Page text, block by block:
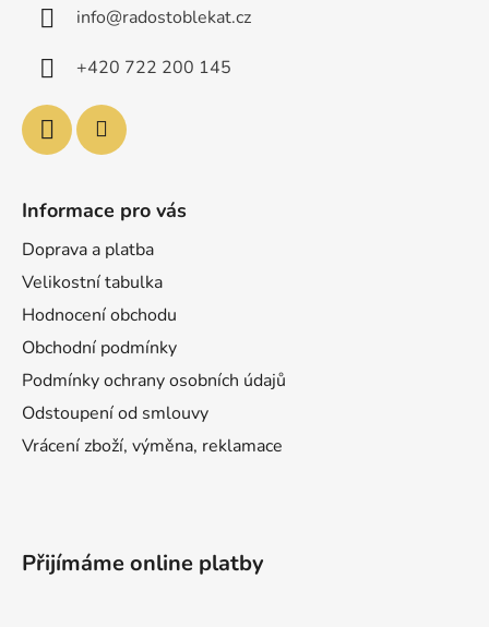
info@radostoblekat.cz
+420 722 200 145
Informace pro vás
Doprava a platba
Velikostní tabulka
Hodnocení obchodu
Obchodní podmínky
Podmínky ochrany osobních údajů
Odstoupení od smlouvy
Vrácení zboží, výměna, reklamace
Přijímáme online platby